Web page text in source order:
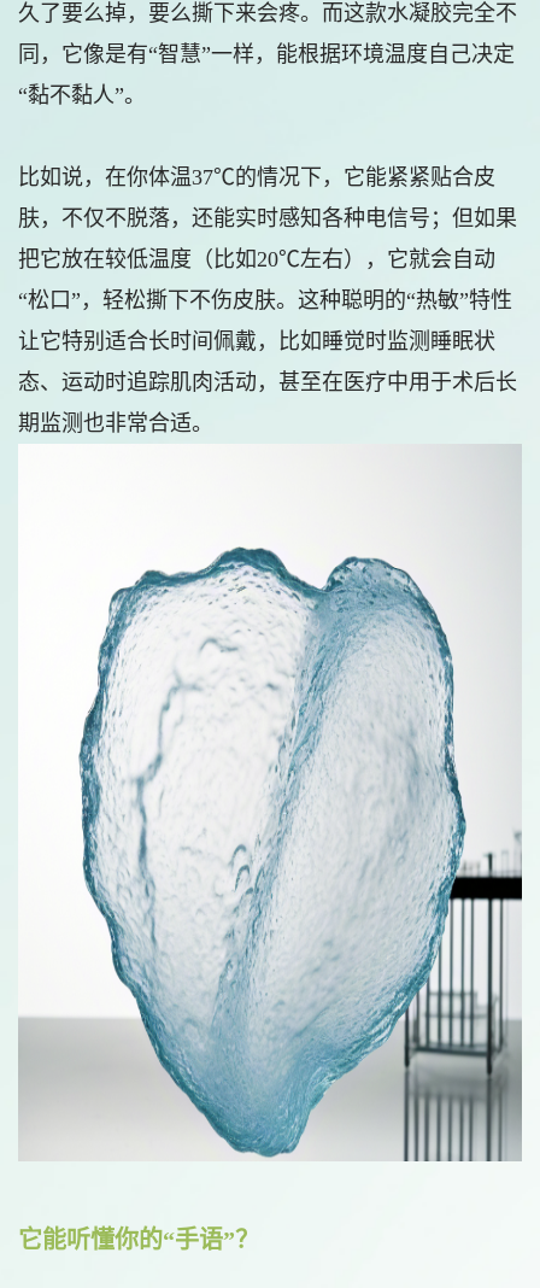
久了要么掉，要么撕下来会疼。而这款水凝胶完全不
同，它像是有“智慧”一样，能根据环境温度自己决定
“黏不黏人”。
比如说，在你体温37℃的情况下，它能紧紧贴合皮
肤，不仅不脱落，还能实时感知各种电信号；但如果
把它放在较低温度（比如20℃左右），它就会自动
“松口”，轻松撕下不伤皮肤。这种聪明的“热敏”特性
让它特别适合长时间佩戴，比如睡觉时监测睡眠状
态、运动时追踪肌肉活动，甚至在医疗中用于术后长
期监测也非常合适。
它能听懂你的“手语”？